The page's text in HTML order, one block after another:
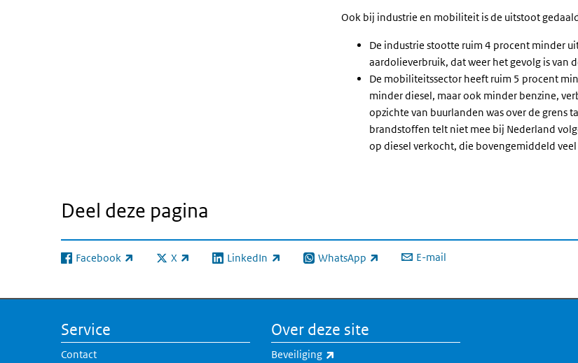
Ook bij industrie en mobiliteit is de uitstoot
De industrie stootte ruim 4 procent minder
aardolieverbruik, dat weer het gevolg is van
De mobiliteitssector heeft ruim 5 procent
minder diesel, maar ook minder benzine,
opzichte van buurlanden was over de grens
brandstoffen telt niet mee bij Nederland
op diesel verkocht, die bovengemiddeld
Deel deze pagina
Facebook
(externe link) X
(externe link) LinkedIn
(externe link) WhatsApp
(externe link) E-mail
Service
Contact
Over deze site
Beveiliging